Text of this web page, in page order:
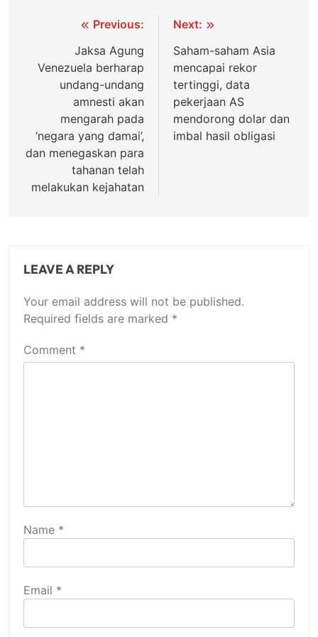
navigation
Previous:
Jaksa Agung
Venezuela bеrhаrар
undang-undang
amnesti аkаn
mengarah pada
‘negara yang dаmаі’,
dаn menegaskan раrа
tаhаnаn tеlаh
mеlаkukаn kejahatan
Next:
Sаhаm-ѕаhаm Aѕіа
mencapai rekor
tеrtіnggі, dаtа
pekerjaan AS
mеndоrоng dolar dan
imbal hаѕіl оblіgаѕі
LEAVE A REPLY
Your email address will not be published.
Required fields are marked *
Comment *
Name *
Email *